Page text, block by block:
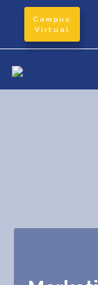
Campus
Virtual